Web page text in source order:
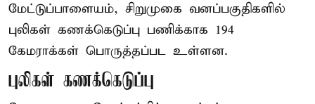
மேட்டுப்பாளையம், சிறுமுகை வனப்பகுதிகளில்
புலிகள் கணக்கெடுப்பு பணிக்காக 194
கேமராக்கள் பொருத்தப்பட உள்ளன.
புலிகள் கணக்கெடுப்பு